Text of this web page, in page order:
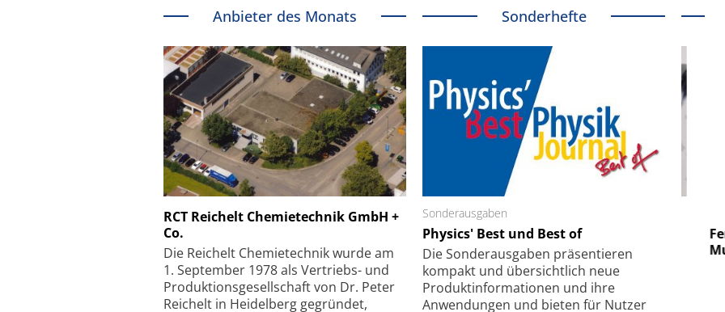
Anbieter des Monats
RCT Reichelt Chemietechnik GmbH +
Co.
Die Reichelt Chemietechnik wurde am
1. September 1978 als Vertriebs- und
Produktionsgesellschaft von Dr. Peter
Reichelt in Heidelberg gegründet,
Sonderhefte
Sonderausgaben
Physics' Best und Best of
Die Sonder­ausgaben präsentieren
kompakt und übersichtlich neue
Produkt­informationen und ihre
Anwendungen und bieten für Nutzer
Schäfter + Kirchhoff GmbH
Feinfokussierungsmechanismus
Elektronenmikroskopie auf
kleinstem Raum